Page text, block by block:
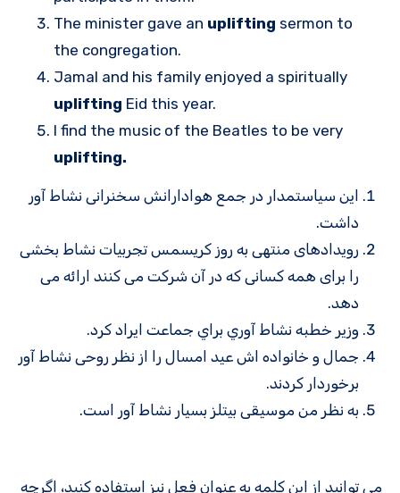
The minister gave an uplifting sermon to
the congregation.
Jamal and his family enjoyed a spiritually
uplifting Eid this year.
I find the music of the Beatles to be very
uplifting.
این سیاستمدار در جمع هوادارانش سخنرانی نشاط آور
داشت.
رویدادهای منتهی به روز کریسمس تجربیات نشاط بخشی
را برای همه کسانی که در آن شرکت می کنند ارائه می
دهد.
وزير خطبه نشاط آوري براي جماعت ایراد كرد.
جمال و خانواده اش عید امسال را از نظر روحی نشاط آور
برخوردار کردند.
به نظر من موسیقی بیتلز بسیار نشاط آور است.
می توانید از این کلمه به عنوان فعل نیز استفاده کنید، اگرچه